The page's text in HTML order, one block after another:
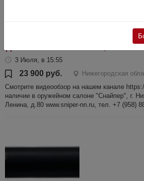
3 Июля, в 15:55
23 900 руб.
Нижегородская
Смотрите видеообзор на нашем канале
наличии в оружейном салоне "Снайпер", г.
Ленина, д.80 www.sniper-nn.ru, тел. +7 (958)